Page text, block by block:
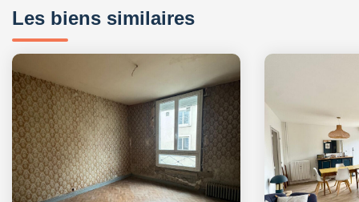
Les biens similaires